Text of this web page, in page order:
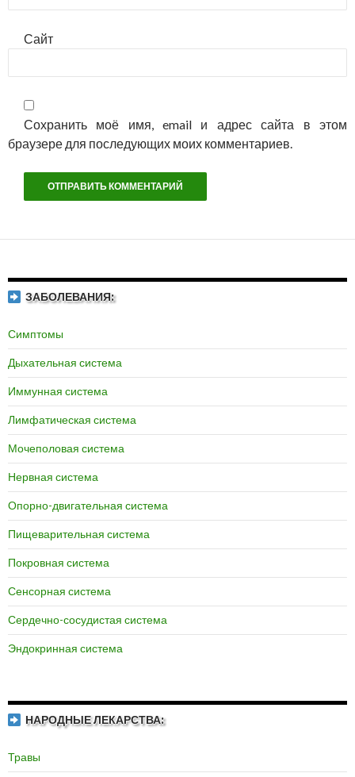
Сайт
Сохранить моё имя, email и адрес сайта в этом
браузере для последующих моих комментариев.
ЗАБОЛЕВАНИЯ:
Симптомы
Дыхательная система
Иммунная система
Лимфатическая система
Мочеполовая система
Нервная система
Опорно-двигательная система
Пищеварительная система
Покровная система
Сенсорная система
Сердечно-сосудистая система
Эндокринная система
НАРОДНЫЕ ЛЕКАРСТВА:
Травы